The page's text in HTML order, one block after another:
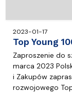
2023-01-17
Top Young
Zaproszenie do
marca 2023
i Zakupów
rozwojowego